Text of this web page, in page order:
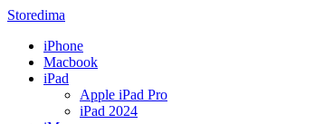
Storedima
iPhone
Macbook
iPad
Apple iPad Pro
iPad 2024